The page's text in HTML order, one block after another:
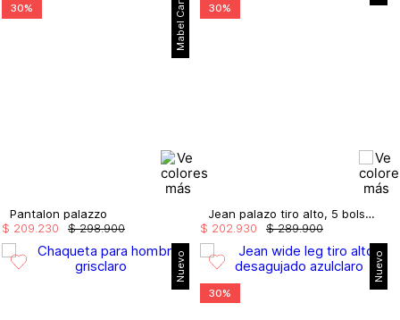
30%
Pantalon palazzo
$ 298.900
$ 209.230
30%
Jean palazo tiro alto, 5 bolsillos
$ 289.900
$ 202.930
Nuevo Nuevo
30%